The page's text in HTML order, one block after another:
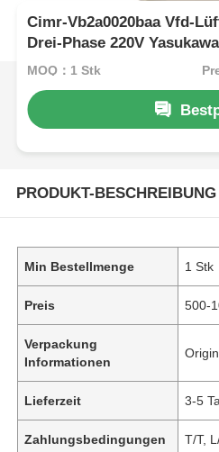
Cimr-Vb2a0020baa Vfd-
Drei-Phase 220V Yasukawa
MOQ：1 Stk
PRODUKT-BESCHREIBUNG
Min Bestellmenge 1 Stk
Preis 500-
Verpackung
Informationen
Lieferzeit 3-5
Zahlungsbedingungen T/T,